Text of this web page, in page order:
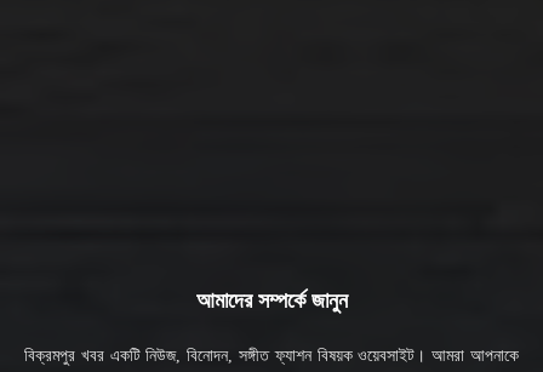
আমাদের সম্পর্কে জানুন
বিক্রমপুর খবর একটি নিউজ, বিনোদন, সঙ্গীত ফ্যাশন বিষয়ক ওয়েবসাইট। আমরা আপনাকে